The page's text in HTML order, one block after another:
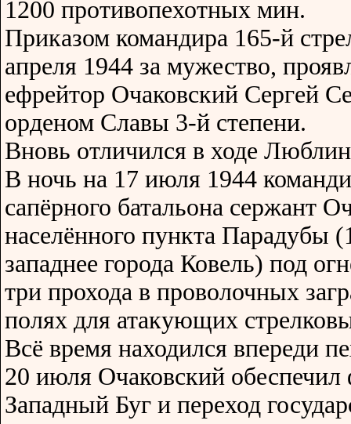
1200 противопехотных мин.
Приказом командира 165-й
апреля 1944 за мужество,
ефрейтор Очаковский Сергей
орденом Славы 3-й степени.
Вновь отличился в ходе
В ночь на 17 июля 1944
сапёрного батальона сержант
населённого пункта Парадубы
западнее города Ковель) под
три прохода в проволочных
полях для атакующих
Всё время находился впереди
20 июля Очаковский обеспечил
Западный Буг и переход